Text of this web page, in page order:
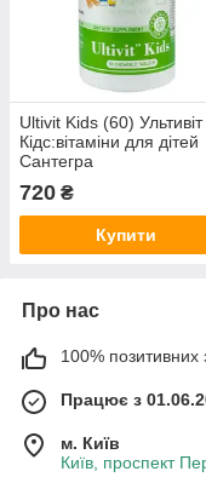
Ultivit Kids (60) Ультивіт
Кідс:вітаміни для дітей
Сантегра
720 ₴
Купити
Про нас
100% позитивних
Працює з
м. Київ
Київ, проспект